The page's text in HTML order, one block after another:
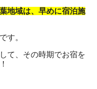
地域は、早めに宿泊施
す。
て、その時期でお宿を